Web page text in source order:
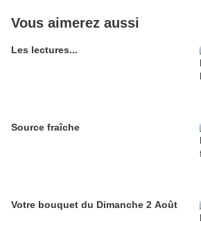
Vous aimerez aussi
Les lectures...
Source fraîche
Votre bouquet du Dimanche 2 Août